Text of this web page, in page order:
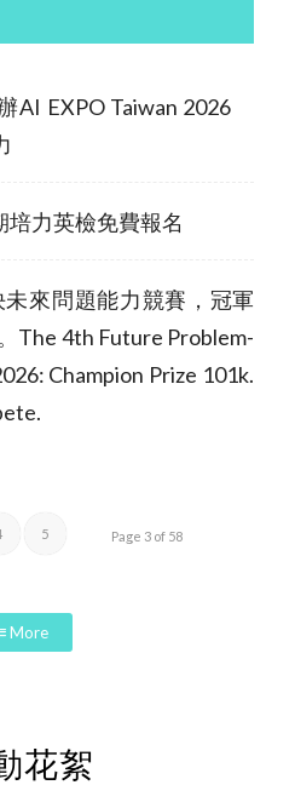
AI EXPO Taiwan 2026
培力英檢免費報名
來問題能力競賽，冠軍
The 4th Future Problem-
Champion Prize 101k.
Page 3 of 58
5
More
花絮